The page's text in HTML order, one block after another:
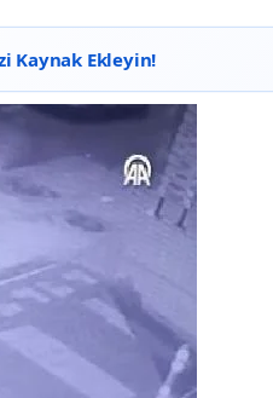
Kaynak Ekleyin!